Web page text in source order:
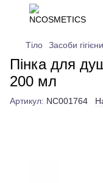
Тіло Засоби гігієни
Пінка для
200 мл
Артикул: NC001764